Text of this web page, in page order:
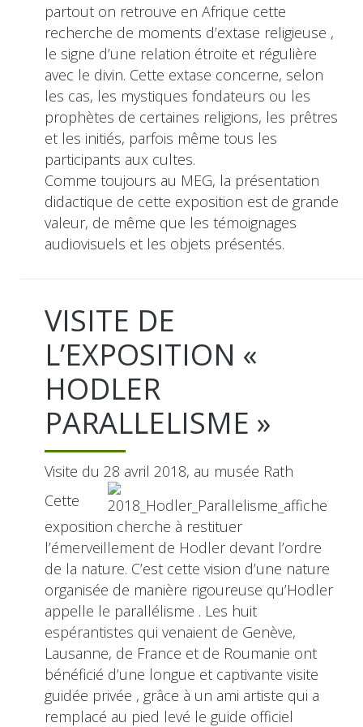
partout on retrouve en Afrique cette
recherche de moments d’extase religieuse ,
le signe d’une relation étroite et régulière
avec le divin. Cette extase concerne, selon
les cas, les mystiques fondateurs ou les
prophètes de certaines religions, les prêtres
et les initiés, parfois même tous les
participants aux cultes.
Comme toujours au MEG, la présentation
didactique de cette exposition est de grande
valeur, de même que les témoignages
audiovisuels et les objets présentés.
VISITE DE
L’EXPOSITION «
HODLER
PARALLELISME »
Visite du 28 avril 2018, au musée Rath
Cette
exposition cherche à restituer
l’émerveillement de Hodler devant l’ordre
de la nature. C’est cette vision d’une nature
organisée de manière rigoureuse qu’Hodler
appelle le parallélisme . Les huit
espérantistes qui venaient de Genève,
Lausanne, de France et de Roumanie ont
bénéficié d’une longue et captivante visite
guidée privée , grâce à un ami artiste qui a
remplacé au pied levé le guide officiel